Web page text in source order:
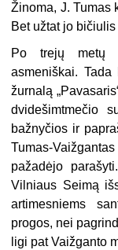
Žinoma, J. Tumas
Bet užtat jo
Po trejų metų
asmeniškai.
žurnalą
dvidešimtmečio
bažnyčios ir
Tumas-
pažadėjo
Vilniaus Seimą
artimesniems
progos, nei
ligi pat Vaižganto